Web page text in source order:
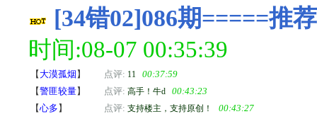
[34错02]086期=====推
时间:08-07 00:35:39
【 大漠孤烟 】 点评: 11
00:37:59
【警匪较量】 点评: 高手！牛d
00:43:23
【心多 】 点评: 支持楼主，支持原创！
00:43:27